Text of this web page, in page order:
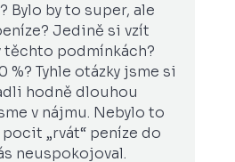
to super, ale
si vzít
otázky jsme si
dlouhou
Nebylo to
peníze do